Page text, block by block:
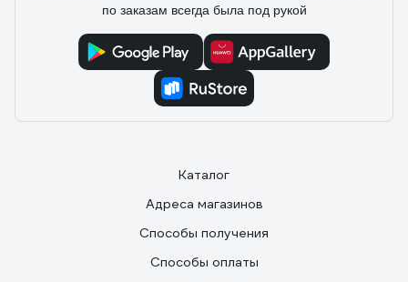
по заказам всегда была под рукой
Каталог
Адреса магазинов
Способы получения
Способы оплаты